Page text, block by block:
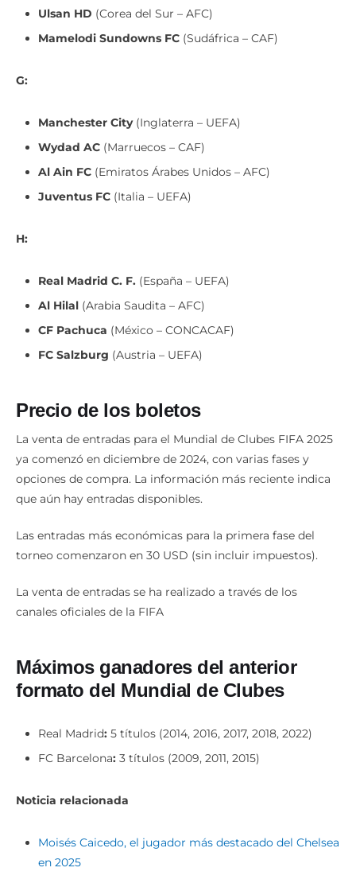
Mamelodi Sundowns FC(Sudáfrica – CAF)
Wydad AC(Marruecos – CAF)
Al Ain FC(Emiratos Árabes Unidos – AFC)
Juventus FC(Italia – UEFA)
Al Hilal(Arabia Saudita – AFC)
CF Pachuca(México – CONCACAF)
FC Salzburg (Austria – UEFA)
La venta de entradas para el Mundial de Clubes FIFA 2025
ya comenzó en diciembre de 2024, con varias fases y
opciones de compra. La información más reciente indica
que aún hay entradas disponibles.
torneo comenzaron en 30 USD (sin incluir impuestos).
canales oficiales de la FIFA
formato del Mundial de Clubes
FC Barcelona:3 títulos (2009, 2011, 2015)
en 2025